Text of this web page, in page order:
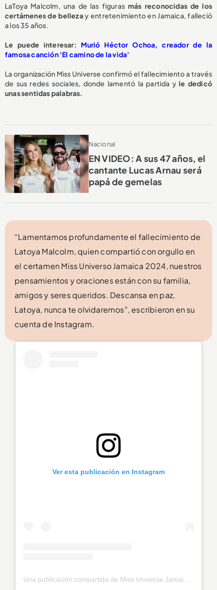
LaToya Malcolm, una de las figurasmás reconocidas de los
certámenes de bellezay entretenimiento en Jamaica, falleció
a los 35 años.
Le puede interesar: Murió Héctor Ochoa, creador de la
famosa canción ‘El camino de la vida’
La organización Miss Universe confirmó el fallecimiento a través
de sus redes sociales, donde lamentó la partida yle dedicó
unas sentidas palabras.
Nacional
EN VIDEO: A sus 47 años, el
cantante Lucas Arnau será
papá de gemelas
“Lamentamos profundamente el fallecimiento de
Latoya Malcolm, quien compartió con orgullo en
el certamen Miss Universo Jamaica 2024, nuestros
pensamientos y oraciones están con su familia,
amigos y seres queridos. Descansa en paz,
Latoya, nunca te olvidaremos”, escribieron en su
cuenta de Instagram.
Ver esta publicación en Instagram
Una publicación compartida de Miss Universe Jamaica (@officialmissuniversejamaica)